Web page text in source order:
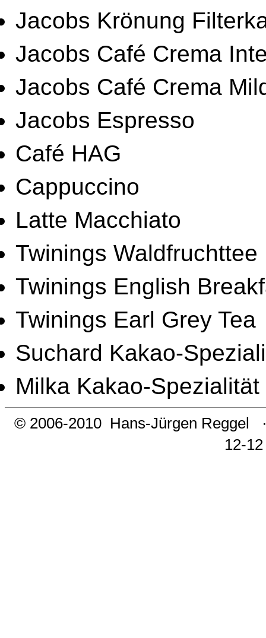
Jacobs Krönung
Jacobs Café Crema
Jacobs Café Crema
Jacobs Espresso
Café HAG
Cappuccino
Latte Macchiato
Twinings Waldfruchttee
Twinings English
Twinings Earl Grey Tea
Suchard Kakao-
Milka Kakao-Spezialität
© 2006-2010 Hans-Jürgen Reggel
12-